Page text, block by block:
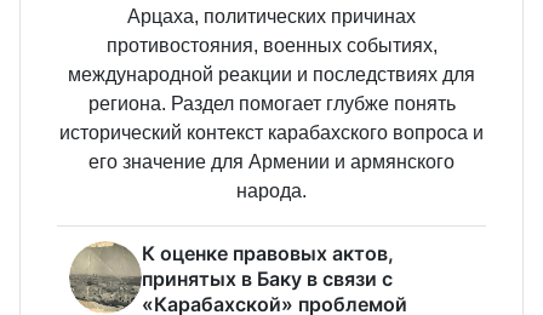
Арцаха, политических причинах
противостояния, военных событиях,
международной реакции и последствиях для
региона. Раздел помогает глубже понять
исторический контекст карабахского вопроса и
его значение для Армении и армянского
народа.
К оценке правовых актов,
принятых в Баку в связи с
«Карабахской» проблемой